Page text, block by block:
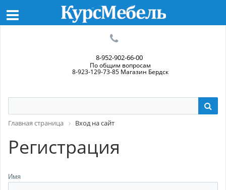
8-952-902-66-00
По общим вопросам
8-923-129-73-85 Магазин Бердск
Главная страница Вход на сайт
Регистрация
Имя